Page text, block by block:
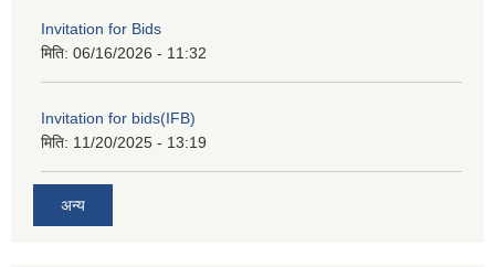
Invitation for Bids
मिति: 06/16/2026 - 11:32
Invitation for bids(IFB)
मिति: 11/20/2025 - 13:19
अन्य